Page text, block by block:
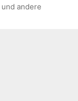
andere